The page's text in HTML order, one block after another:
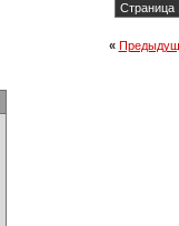
Страница
«